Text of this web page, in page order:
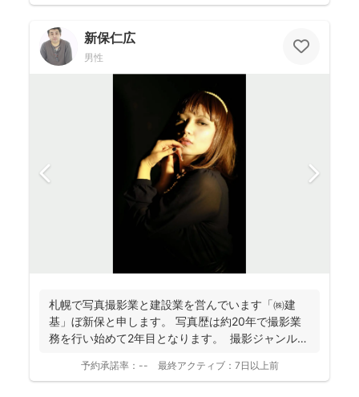
新保仁広
男性
札幌で写真撮影業と建設業を営んでいます「㈱建
基」ぼ新保と申します。 写真歴は約20年で撮影業
務を行い始めて2年目となります。 撮影ジャンルは
予約承諾率： -- 最終アクティブ： 7日以上前